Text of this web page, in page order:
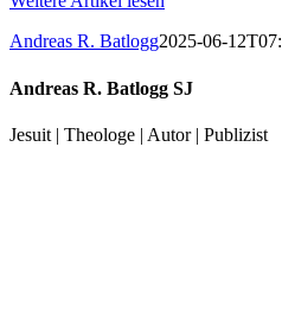
Andreas R. Batlogg2025-06-
Andreas R. Batlogg SJ
Jesuit | Theologe | Autor | Publizist